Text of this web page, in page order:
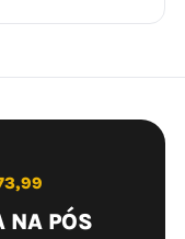
NA PÓS